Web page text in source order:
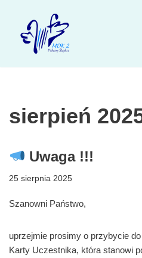
Przejdź
sierpień
Uwaga !!!
25 sierpnia 2025
Szanowni Państwo,
uprzejmie prosimy o przybycie
Karty Uczestnika, która stanowi